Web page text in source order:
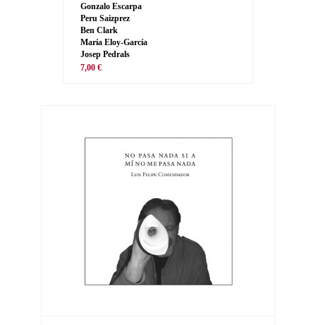
Gonzalo Escarpa
Peru Saizprez
Ben Clark
María Eloy-García
Josep Pedrals
7,00 €